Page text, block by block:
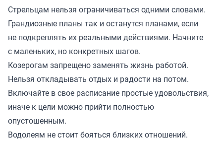
Стрельцам нельзя ограничиваться одними словами.
Грандиозные планы так и останутся планами, если
не подкреплять их реальными действиями. Начните
с маленьких, но конкретных шагов.
Козерогам запрещено заменять жизнь работой.
Нельзя откладывать отдых и радости на потом.
Включайте в свое расписание простые удовольствия,
иначе к цели можно прийти полностью
опустошенным.
Водолеям не стоит бояться близких отношений.